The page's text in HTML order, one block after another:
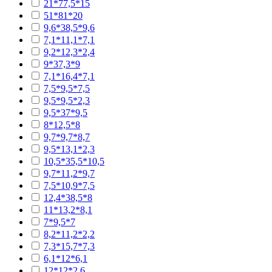
21*77,5*15
51*81*20
9,6*38,5*9,6
7,1*11,1*7,1
9,2*12,3*2,4
9*37,3*9
7,1*16,4*7,1
7,5*9,5*7,5
9,5*9,5*2,3
9,5*37*9,5
8*12,5*8
9,7*9,7*8,7
9,5*13,1*2,3
10,5*35,5*10,5
9,7*11,2*9,7
7,5*10,9*7,5
12,4*38,5*8
11*13,2*8,1
7*9,5*7
8,2*11,2*2,2
7,3*15,7*7,3
6,1*12*6,1